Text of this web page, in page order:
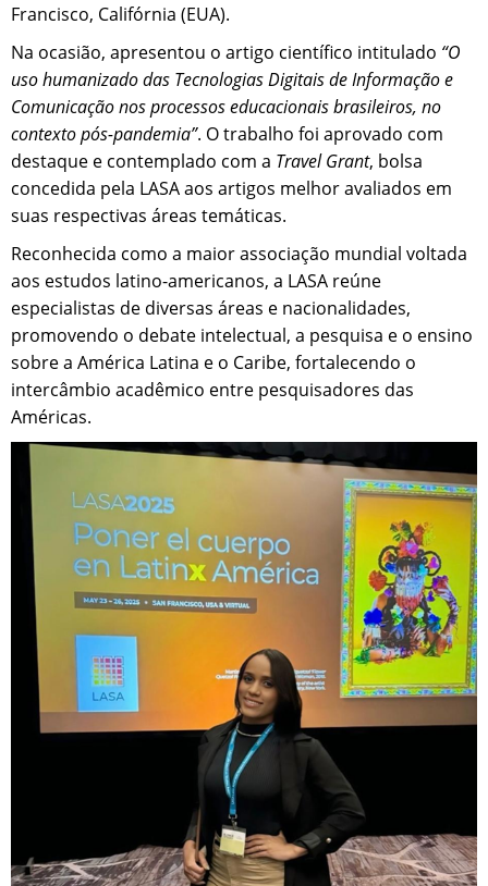
Francisco, Califórnia (EUA).
Na ocasião, apresentou o artigo científico intitulado “O
uso humanizado das Tecnologias Digitais de Informação e
Comunicação nos processos educacionais brasileiros, no
contexto pós-pandemia”. O trabalho foi aprovado com
destaque e contemplado com a Travel Grant, bolsa
concedida pela LASA aos artigos melhor avaliados em
suas respectivas áreas temáticas.
Reconhecida como a maior associação mundial voltada
aos estudos latino-americanos, a LASA reúne
especialistas de diversas áreas e nacionalidades,
promovendo o debate intelectual, a pesquisa e o ensino
sobre a América Latina e o Caribe, fortalecendo o
intercâmbio acadêmico entre pesquisadores das
Américas.